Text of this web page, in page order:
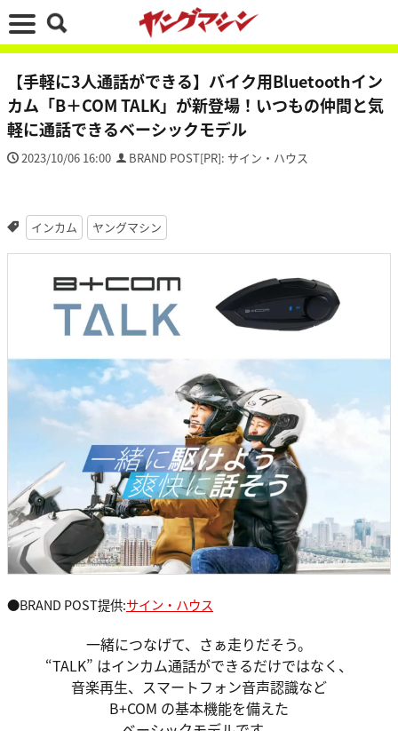
【手軽に3人通話ができる】バイク用Bluetoothイン
カム「B＋COM TALK」が新登場！いつもの仲間と気
軽に通話できるベーシックモデル
2023/10/06 16:00 BRAND POST[PR]: サイン・ハウス
インカム ヤングマシン
●BRAND POST提供:サイン・ハウス
一緒につなげて、さぁ走りだそう。
“TALK” はインカム通話ができるだけではなく、
音楽再生、スマートフォン音声認識など
B+COM の基本機能を備えた